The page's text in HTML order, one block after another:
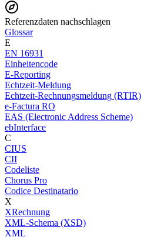
Referenzdaten nachschlagen
Glossar
E
EN 16931
Einheitencode
E-Reporting
Echtzeit-Meldung
Echtzeit-Rechnungsmeldung (RTIR)
e-Factura RO
EAS (Electronic Address Scheme)
ebInterface
C
CIUS
CII
Codeliste
Chorus Pro
Codice Destinatario
X
XRechnung
XML-Schema (XSD)
XML